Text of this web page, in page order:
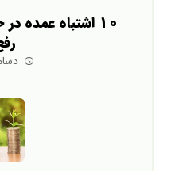
10 اشتباه
دسامبر